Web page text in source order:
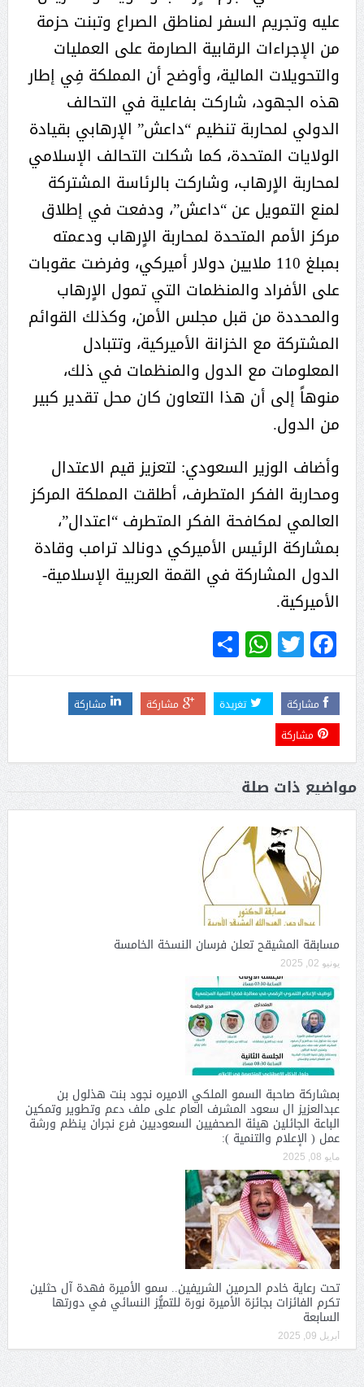
عليه وتجريم السفر لمناطق الصراع وتبنت حزمة
من الإجراءات الرقابية الصارمة على العمليات
والتحويلات المالية، وأوضح أن المملكة فِي إطار
هذه الجهود، شاركت بفاعلية في التحالف
الدولي لمحاربة تنظيم “داعش” الإرهابي بقيادة
الولايات المتحدة، كما شكلت التحالف الإسلامي
لمحاربة الاٍرهاب، وشاركت بالرئاسة المشتركة
لمنع التمويل عن “داعش”، ودفعت في إطلاق
مركز الأمم المتحدة لمحاربة الاٍرهاب ودعمته
بمبلغ 110 ملايين دولار أميركي، وفرضت عقوبات
على الأفراد والمنظمات التي تمول الاٍرهاب
والمحددة من قبل مجلس الأمن، وكذلك القوائم
المشتركة مع الخزانة الأميركية، وتتبادل
المعلومات مع الدول والمنظمات في ذلك،
منوهاً إلى أن هذا التعاون كان محل تقدير كبير
من الدول.
وأضاف الوزير السعودي: لتعزيز قيم الاعتدال
ومحاربة الفكر المتطرف، أطلقت المملكة المركز
العالمي لمكافحة الفكر المتطرف “اعتدال”،
بمشاركة الرئيس الأميركي دونالد ترامب وقادة
الدول المشاركة في القمة العربية الإسلامية-
الأميركية.
Facebook
Twitter
WhatsApp
Share
مشاركة تغريدة مشاركة
مشاركة
مشاركة
مواضيع ذات صلة
مسابقة المشيقح تعلن فرسان النسخة الخامسة
يونيو 02, 2025
بمشاركة صاحبة السمو الملكي الاميره نجود بنت هذلول بن
عبدالعزيز ال سعود المشرف العام على ملف دعم وتطوير وتمكين
الباعة الجائلين هيئة الصحفيين السعوديين فرع نجران ينظم ورشة
عمل ( الإعلام والتنمية ):
مايو 08, 2025
تحت رعاية خادم الحرمين الشريفين.. سمو الأميرة فهدة آل حثلين
تكرم الفائزات بجائزة الأميرة نورة للتميُّز النسائي في دورتها
السابعة
أبريل 09, 2025